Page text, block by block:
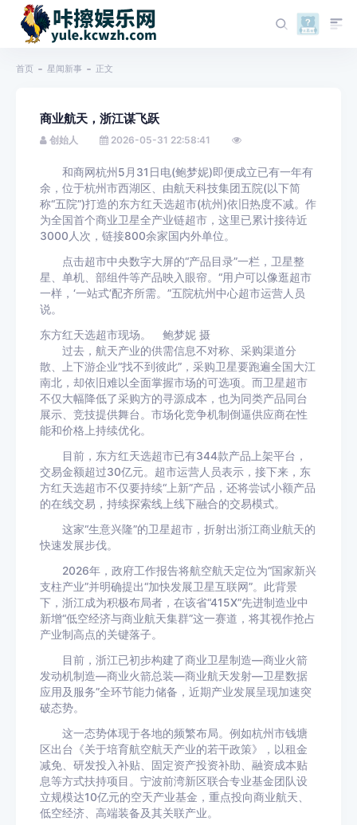
首页 星闻新事 正文
商业航天，浙江谋飞跃
创始人 2026-05-31 22:58:41
和商网杭州5月31日电(鲍梦妮)即便成立已有一年有
余，位于杭州市西湖区、由航天科技集团五院(以下简
称“五院”)打造的东方红天选超市(杭州)依旧热度不减。作
为全国首个商业卫星全产业链超市，这里已累计接待近
3000人次，链接800余家国内外单位。
点击超市中央数字大屏的“产品目录”一栏，卫星整
星、单机、部组件等产品映入眼帘。“用户可以像逛超市
一样，‘一站式’配齐所需。”五院杭州中心超市运营人员
说。
东方红天选超市现场。 鲍梦妮 摄
过去，航天产业的供需信息不对称、采购渠道分
散、上下游企业“找不到彼此”，采购卫星要跑遍全国大江
南北，却依旧难以全面掌握市场的可选项。而卫星超市
不仅大幅降低了采购方的寻源成本，也为同类产品同台
展示、竞技提供舞台。市场化竞争机制倒逼供应商在性
能和价格上持续优化。
目前，东方红天选超市已有344款产品上架平台，
交易金额超过30亿元。超市运营人员表示，接下来，东
方红天选超市不仅要持续“上新”产品，还将尝试小额产品
的在线交易，持续探索线上线下融合的交易模式。
这家“生意兴隆”的卫星超市，折射出浙江商业航天的
快速发展步伐。
2026年，政府工作报告将航空航天定位为“国家新兴
支柱产业”并明确提出“加快发展卫星互联网”。此背景
下，浙江成为积极布局者，在该省“415X”先进制造业中
新增“低空经济与商业航天集群”这一赛道，将其视作抢占
产业制高点的关键落子。
目前，浙江已初步构建了商业卫星制造—商业火箭
发动机制造—商业火箭总装—商业航天发射—卫星数据
应用及服务”全环节能力储备，近期产业发展呈现加速突
破态势。
这一态势体现于各地的频繁布局。例如杭州市钱塘
区出台《关于培育航空航天产业的若干政策》，以租金
减免、研发投入补贴、固定资产投资补助、融资成本贴
息等方式扶持项目。宁波前湾新区联合专业基金团队设
立规模达10亿元的空天产业基金，重点投向商业航天、
低空经济、高端装备及其关联产业。